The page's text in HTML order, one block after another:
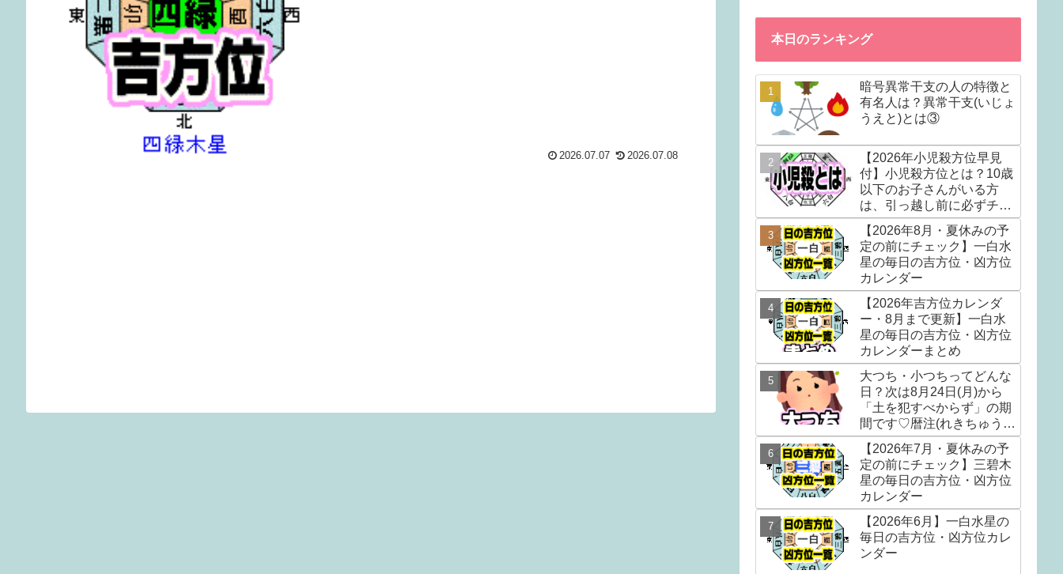
2026.07.07 2026.07.08
本日のランキング
暗号異常干支の人の特徴と
有名人は？異常干支(いじょ
うえと)とは③
【2026年小児殺方位早見
付】小児殺方位とは？10歳
以下のお子さんがいる方
は、引っ越し前に必ずチェ
ック！！
【2026年8月・夏休みの予
定の前にチェック】一白水
星の毎日の吉方位・凶方位
カレンダー
【2026年吉方位カレンダ
ー・8月まで更新】一白水
星の毎日の吉方位・凶方位
カレンダーまとめ
大つち・小つちってどんな
日？次は8月24日(月)から
「土を犯すべからず」の期
間です♡暦注(れきちゅう)
の選日編③
【2026年7月・夏休みの予
定の前にチェック】三碧木
星の毎日の吉方位・凶方位
カレンダー
【2026年6月】一白水星の
毎日の吉方位・凶方位カレ
ンダー